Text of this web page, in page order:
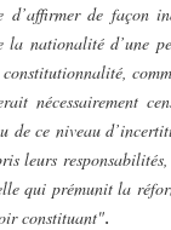
d’affirmer de façon
la nationalité d’une
nécessairement
de ce niveau
leurs
qui prémunit la
constituant".